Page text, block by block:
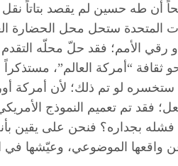
أن طه حسين لم يقصد بتاتاً نقل
المتحدة ستحل محل الحضارة
أو رقي الأمم؛ فقد حلّ محلّه
“أمركة العالم”، مستذكراً
لو تم ذلك؛ لأن أمركة
فقد تم تعميم النموذج
بجداره؟ فنحن على يقين بأنه
واقعها الموضوعي، وعيّشها في